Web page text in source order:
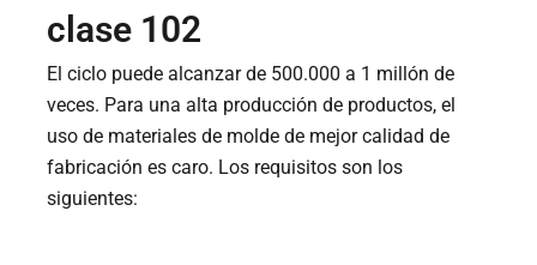
clase 102
El ciclo puede alcanzar de 500.000 a 1 millón de
veces. Para una alta producción de productos, el
uso de materiales de molde de mejor calidad de
fabricación es caro. Los requisitos son los
siguientes: